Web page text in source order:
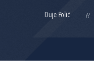
Duje Polić 6'